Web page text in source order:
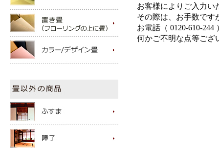
お客様によりご入力い
その際は、お手数です
お電話（ 0120-610-
何かご不明な点等ござ